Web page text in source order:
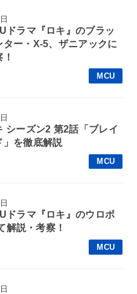
ドラマ『ロキ』のブラッ
ター・X-5、ザニアックに
MCU
シーズン2 第2話「ブレイ
」を徹底解説
MCU
ドラマ『ロキ』のウロボ
解説・考察！
MCU